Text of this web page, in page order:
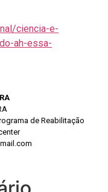
ciencia-e-
ah-essa-
de Reabilitação